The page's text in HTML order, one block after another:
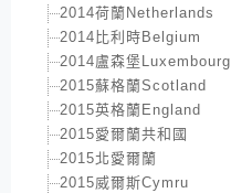
2014荷蘭Netherlands
2014比利時Belgium
2014盧森堡Luxembourg
2015蘇格蘭Scotland
2015英格蘭England
2015愛爾蘭共和國
2015北愛爾蘭
2015威爾斯Cymru